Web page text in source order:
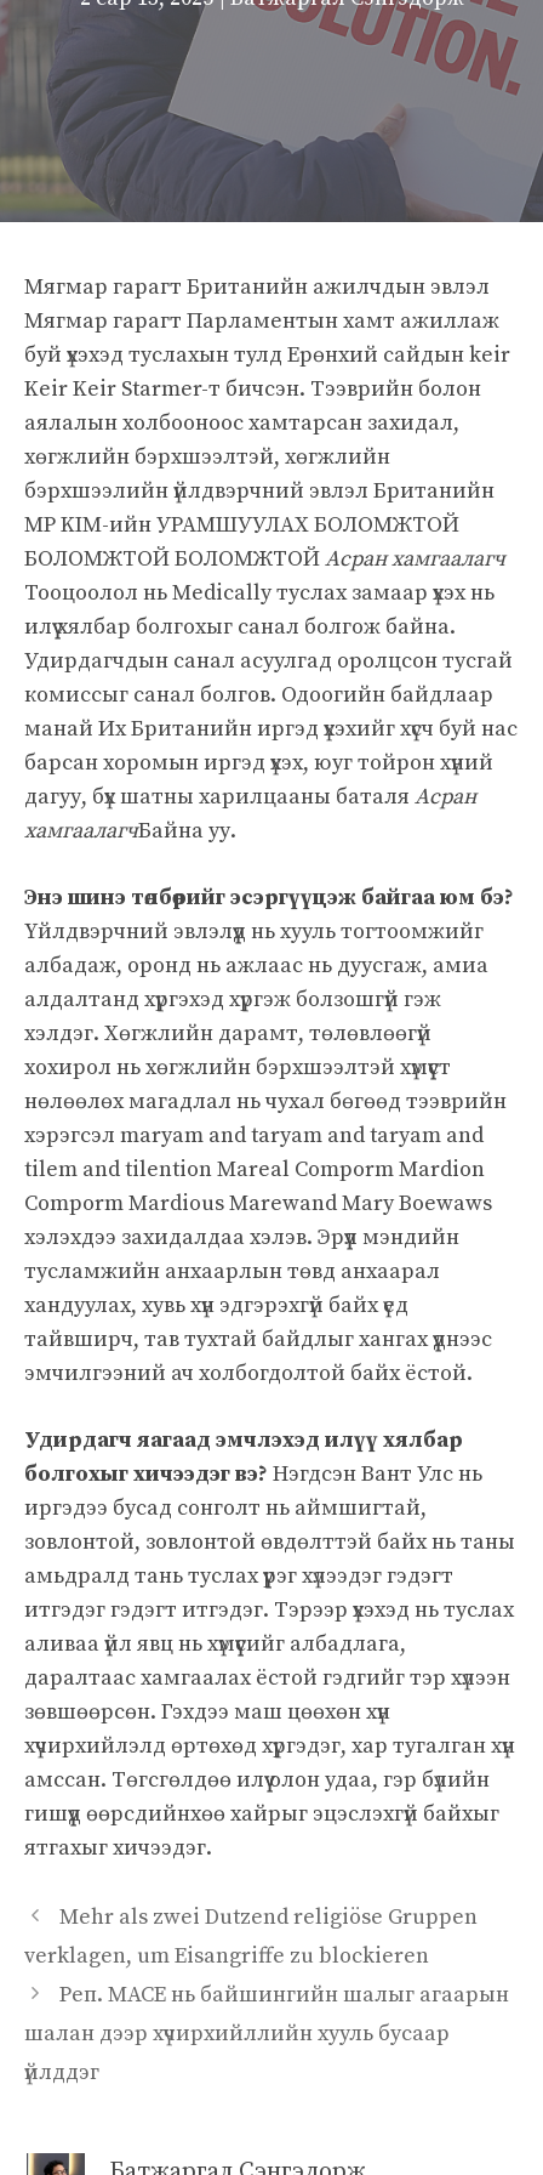
Мягмар гарагт Британийн ажилчдын эвлэл
Мягмар гарагт Парламентын хамт ажиллаж
буй үхэхэд туслахын тулд Ерөнхий сайдын keir
Keir Keir Starmer-т бичсэн. Тээврийн болон
аялалын холбооноос хамтарсан захидал,
хөгжлийн бэрхшээлтэй, хөгжлийн
бэрхшээлийн үйлдвэрчний эвлэл Британийн
MP KIM-ийн УРАМШУУЛАХ БОЛОМЖТОЙ
БОЛОМЖТОЙ БОЛОМЖТОЙАсран хамгаалагч
Тооцоолол нь Medically туслах замаар үхэх нь
илүү хялбар болгохыг санал болгож байна.
Удирдагчдын санал асуулгад оролцсон тусгай
комиссыг санал болгов. Одоогийн байдлаар
манай Их Британийн иргэд үхэхийг хүсч буй нас
барсан хоромын иргэд үхэх, юуг тойрон хүний ​​
дагуу, бүх шатны харилцааны баталя Асран
хамгаалагчБайна уу.
Энэ шинэ төлбөрийг эсэргүүцэж байгаа юм бэ?
Үйлдвэрчний эвлэлүүд нь хууль тогтоомжийг
албадаж, оронд нь ажлаас нь дуусгаж, амиа
алдалтанд хүргэхэд хүргэж болзошгүй гэж
хэлдэг. Хөгжлийн дарамт, төлөвлөөгүй
хохирол нь хөгжлийн бэрхшээлтэй хүмүүст
нөлөөлөх магадлал нь чухал бөгөөд тээврийн
хэрэгсэл maryam and taryam and taryam and
tilem and tilention Mareal Comporm Mardion
Comporm Mardious Marewand Mary Boewaws
хэлэхдээ захидалдаа хэлэв. Эрүүл мэндийн
тусламжийн анхаарлын төвд анхаарал
хандуулах, хувь хүн эдгэрэхгүй байх үед
тайвширч, тав тухтай байдлыг хангах үүднээс
эмчилгээний ач холбогдолтой байх ёстой.
Удирдагч яагаад эмчлэхэд илүү хялбар
болгохыг хичээдэг вэ? Нэгдсэн Вант Улс нь
иргэдээ бусад сонголт нь аймшигтай,
зовлонтой, зовлонтой өвдөлттэй байх нь таны
амьдралд тань туслах үүрэг хүлээдэг гэдэгт
итгэдэг гэдэгт итгэдэг. Тэрээр үхэхэд нь туслах
аливаа үйл явц нь хүмүүсийг албадлага,
даралтаас хамгаалах ёстой гэдгийг тэр хүлээн
зөвшөөрсөн. Гэхдээ маш цөөхөн хүн
хүчирхийлэлд өртөхөд хүргэдэг, хар тугалган хүн
амссан. Төгсгөлдөө илүү олон удаа, гэр бүлийн
гишүүд өөрсдийнхөө хайрыг эцэслэхгүй байхыг
ятгахыг хичээдэг.
Mehr als zwei Dutzend religiöse Gruppen
verklagen, um Eisangriffe zu blockieren
Реп. MACE нь байшингийн шалыг агаарын
шалан дээр хүчирхийллийн хууль бусаар
үйлддэг